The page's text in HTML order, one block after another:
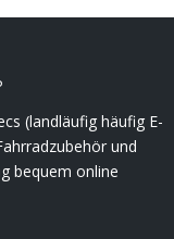
(landläufig häufig E-
und
bequem online